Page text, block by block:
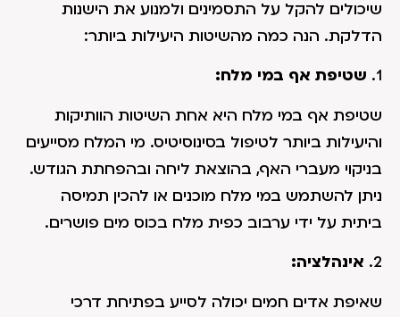
שיכולים להקל על התסמינים ולמנוע את הישנות
הדלקת. הנה כמה מהשיטות היעילות ביותר:
1. שטיפת אף במי מלח:
שטיפת אף במי מלח היא אחת השיטות הוותיקות
והיעילות ביותר לטיפול בסינוסיטיס. מי המלח מסייעים
בניקוי מעברי האף, בהוצאת ליחה ובהפחתת הגודש.
ניתן להשתמש במי מלח מוכנים או להכין תמיסה
ביתית על ידי ערבוב כפית מלח בכוס מים פושרים.
2. אינהלציה:
שאיפת אדים חמים יכולה לסייע בפתיחת דרכי